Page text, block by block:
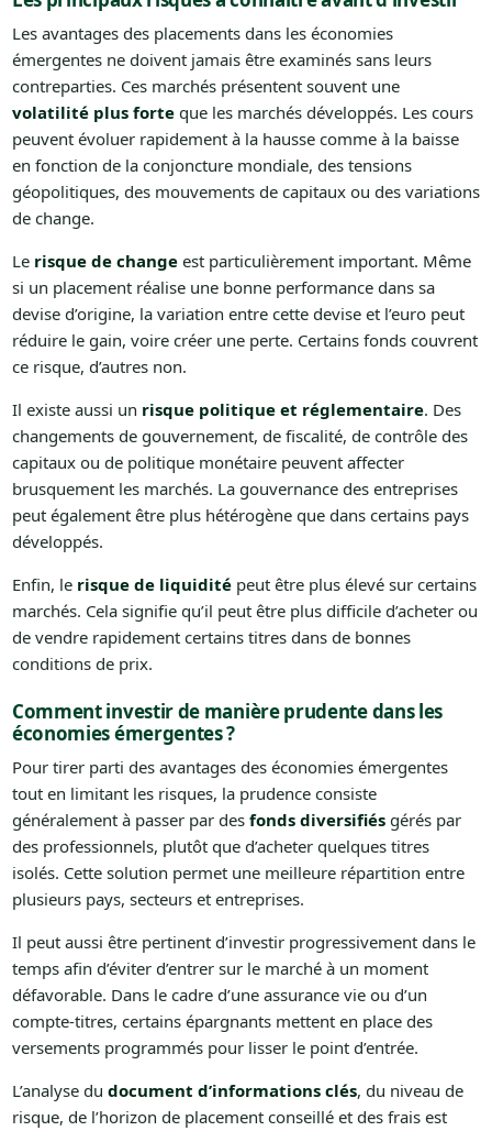
Les avantages des placements dans les économies
émergentes ne doivent jamais être examinés sans leurs
contreparties. Ces marchés présentent souvent une
volatilité plus forteque les marchés développés. Les cours
peuvent évoluer rapidement à la hausse comme à la baisse
en fonction de la conjoncture mondiale, des tensions
géopolitiques, des mouvements de capitaux ou des variations
de change.
Le risque de changeest particulièrement important. Même
si un placement réalise une bonne performance dans sa
devise d’origine, la variation entre cette devise et l’euro peut
réduire le gain, voire créer une perte. Certains fonds couvrent
ce risque, d’autres non.
Il existe aussi un risque politique et réglementaire. Des
changements de gouvernement, de fiscalité, de contrôle des
capitaux ou de politique monétaire peuvent affecter
brusquement les marchés. La gouvernance des entreprises
peut également être plus hétérogène que dans certains pays
développés.
Enfin, le risque de liquiditépeut être plus élevé sur certains
marchés. Cela signifie qu’il peut être plus difficile d’acheter ou
de vendre rapidement certains titres dans de bonnes
conditions de prix.
Comment investir de manière prudente dans les
économies émergentes ?
Pour tirer parti des avantages des économies émergentes
tout en limitant les risques, la prudence consiste
généralement à passer par des fonds diversifiésgérés par
des professionnels, plutôt que d’acheter quelques titres
isolés. Cette solution permet une meilleure répartition entre
plusieurs pays, secteurs et entreprises.
Il peut aussi être pertinent d’investir progressivement dans le
temps afin d’éviter d’entrer sur le marché à un moment
défavorable. Dans le cadre d’une assurance vie ou d’un
compte-titres, certains épargnants mettent en place des
versements programmés pour lisser le point d’entrée.
L’analyse du document d’informations clés, du niveau de
risque, de l’horizon de placement conseillé et des frais est